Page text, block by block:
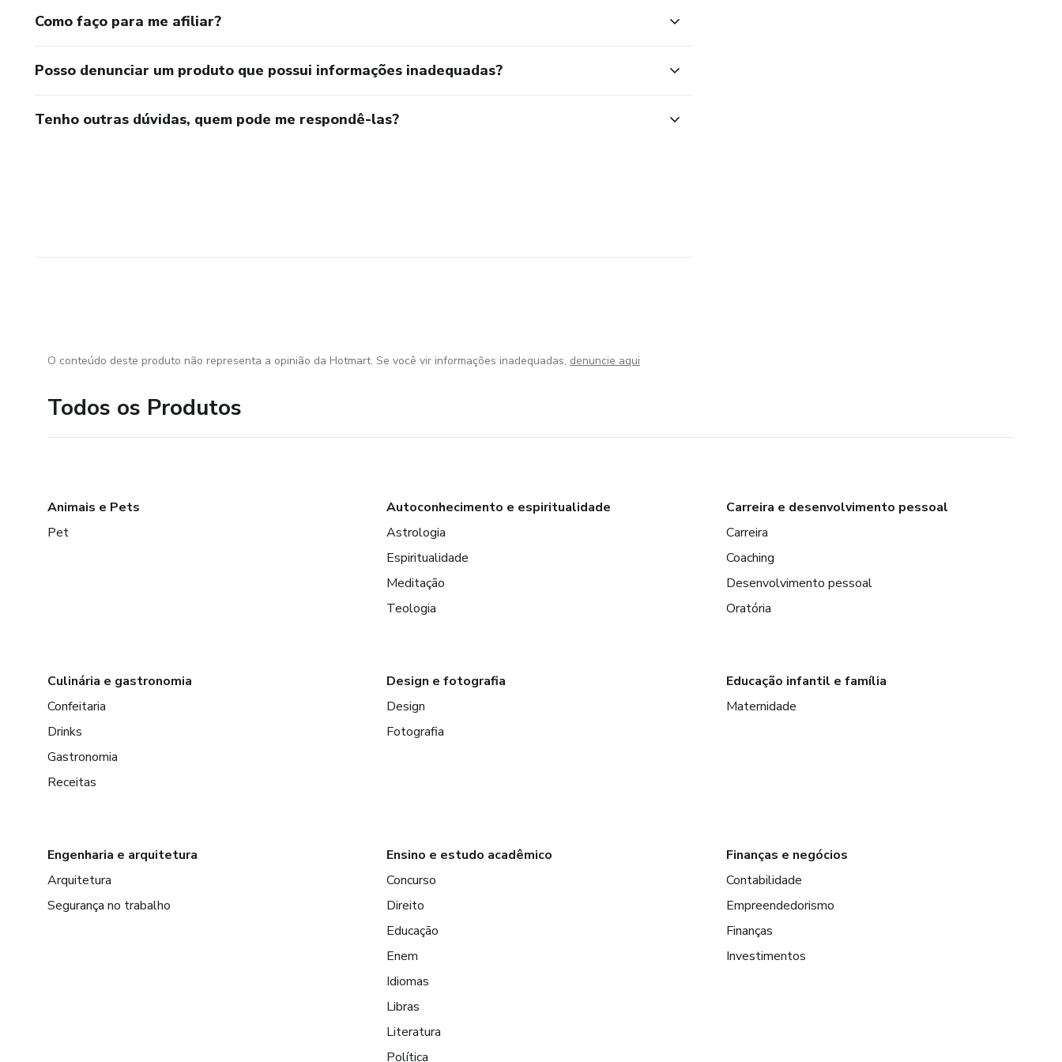
Como faço para me afiliar?
Posso denunciar um produto que possui informações inadequadas?
Tenho outras dúvidas, quem pode me respondê-las?
O conteúdo deste produto não representa a opinião da Hotmart. Se você vir informações inadequadas, denuncie aqui
Todos os Produtos
Animais e Pets
Pet
Autoconhecimento e espiritualidade
Astrologia
Espiritualidade
Meditação
Teologia
Carreira e desenvolvimento pessoal
Carreira
Coaching
Desenvolvimento pessoal
Oratória
Culinária e gastronomia
Confeitaria
Drinks
Gastronomia
Receitas
Design e fotografia
Design
Fotografia
Educação infantil e família
Maternidade
Engenharia e arquitetura
Arquitetura
Segurança no trabalho
Ensino e estudo acadêmico
Concurso
Direito
Educação
Enem
Idiomas
Libras
Literatura
Política
Finanças e negócios
Contabilidade
Empreendedorismo
Finanças
Investimentos